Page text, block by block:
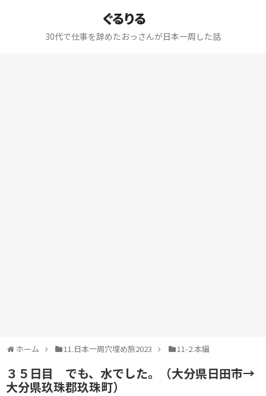
ぐるりる
30代で仕事を辞めたおっさんが日本一周した話
ホーム 11.日本一周穴埋め旅2023 11-2.本編
３５日目 でも、水でした。（大分県日田市→
大分県玖珠郡玖珠町）